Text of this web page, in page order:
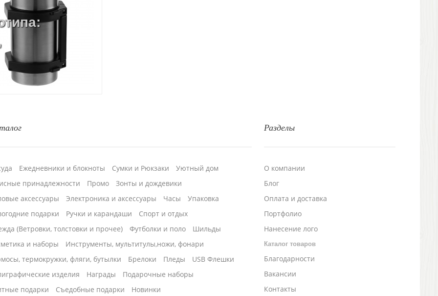
Разделы
О компании
Блог
Оплата и доставка
Портфолио
Нанесение лого
Каталог товаров
Благодарности
Вакансии
Контакты
Ежедневники и блокноты Сумки и Рюкзаки
Уютный дом
принадлежности
Промо
Зонты и дождевики
аксессуары
Электроника и аксессуары Часы
Упаковка
подарки
Ручки и карандаши
Спорт и отдых
(Ветровки, толстовки и прочее)
Футболки и поло
Шильды
и наборы
Инструменты, мультитулы,ножи, фонари
термокружки, фляги, бутылки
Брелоки Пледы
USB Флешки
изделия
Награды
Подарочные наборы
подарки
Cъедобные подарки Новинки